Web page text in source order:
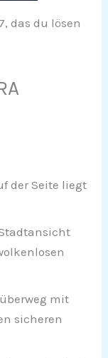
das du lösen
der Seite liegt
mit
sicheren